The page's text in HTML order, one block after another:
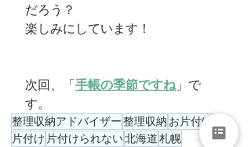
だろう？
楽しみにしています！
次回、「手帳の季節ですね」で
す。
整理収納アドバイザー整理収納 お片付け
片付け 片付けられない北海道札幌